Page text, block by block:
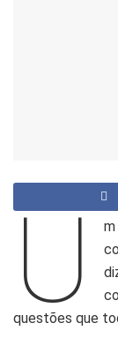
U
questões que